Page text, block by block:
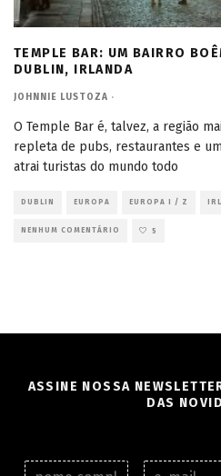
TEMPLE BAR: UM BAIRRO
DUBLIN, IRLANDA
JOHNNIE LUSTOZA ·
O Temple Bar é, talvez, a região
repleta de pubs, restaurantes e
atrai turistas do mundo todo
DUBLIN EUROPA EUROPA I / Z
NENHUM COMENTÁRIO 5
ASSINE NOSSA
DAS
N